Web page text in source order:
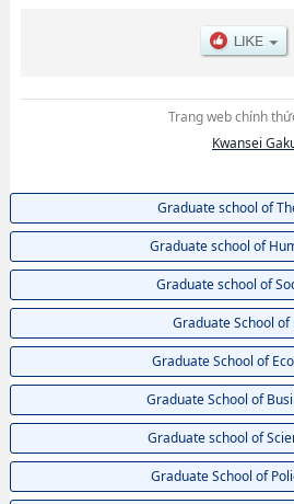
school of Science and
StudieshoặcGraduate school of Language,
School of EducationhoặcGraduate School
tin về từng khoa nghiên cứu, thông tin liên
lượng tuyển sinh, số lượng trúng tuyển, cở
Trang web chính
Kwansei
Graduate school of
Graduate school of
Graduate school of
Graduate School of
Graduate School of
Graduate School of
Graduate school of
Graduate School of